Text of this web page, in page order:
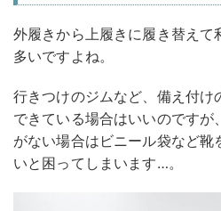
外履きから上履きに履き替えて
多いですよね。
行きつけのジムなど、備え付け
できている場合はいいのですが
がない場合はビニール袋など靴
いと困ってしまいます…。